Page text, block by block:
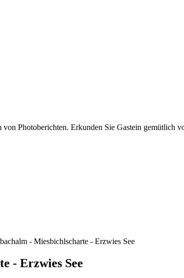
Photoberichten. Erkunden Sie Gastein gemütlich
- Miesbichlscharte - Erzwies See
- Erzwies See